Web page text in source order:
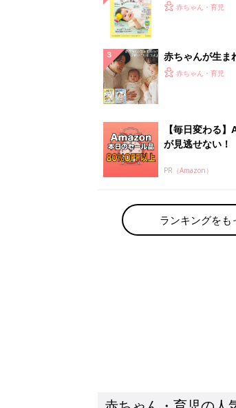
赤ちゃん・育児の人
育児日記・マンガ